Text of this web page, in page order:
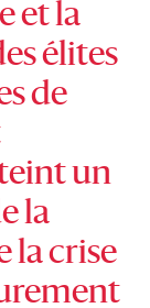
et la
élites
de
un
la
la crise